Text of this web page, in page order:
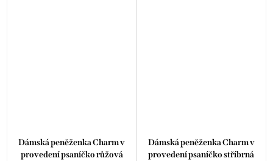
Dámská peněženka Charm v
provedení psaníčko růžová
Dámská peněženka Charm v
provedení psaníčko stříbrná